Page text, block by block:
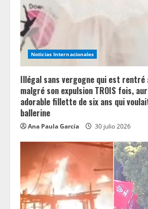
Noticias Internacionales
Illégal sans vergogne qui est rentré
malgré son expulsion TROIS fois,
adorable fillette de six ans qui
ballerine
Ana Paula García 30 julio 2026